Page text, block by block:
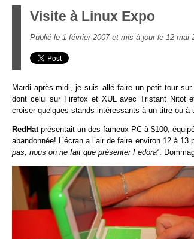
Visite à Linux Expo
Publié le 1 février 2007 et mis à jour le 12 mai
Mardi après-midi, je suis allé faire un petit tour
dont celui sur Firefox et XUL avec Tristant Nitot
croiser quelques stands intéressants à un titre ou à
RedHatprésentait un des fameux PC à $100,
abandonnée! L’écran a l’air de faire environ 12 à
pas, nous on ne fait que présenter Fedora“.